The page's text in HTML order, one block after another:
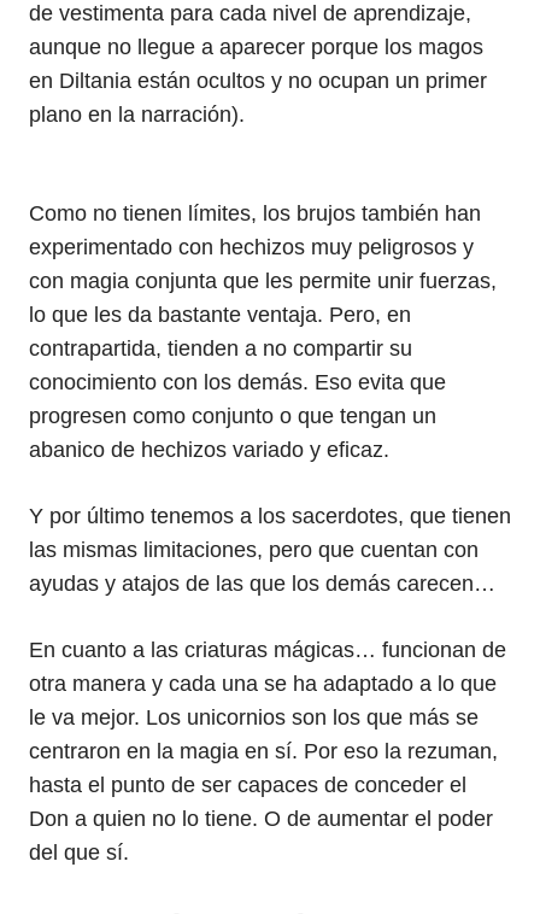
de vestimenta para cada nivel de aprendizaje,
aunque no llegue a aparecer porque los magos
en Diltania están ocultos y no ocupan un primer
plano en la narración).
Como no tienen límites, los brujos también han
experimentado con hechizos muy peligrosos y
con magia conjunta que les permite unir fuerzas,
lo que les da bastante ventaja. Pero, en
contrapartida, tienden a no compartir su
conocimiento con los demás. Eso evita que
progresen como conjunto o que tengan un
abanico de hechizos variado y eficaz.
Y por último tenemos a los sacerdotes, que tienen
las mismas limitaciones, pero que cuentan con
ayudas y atajos de las que los demás carecen…
En cuanto a las criaturas mágicas… funcionan de
otra manera y cada una se ha adaptado a lo que
le va mejor. Los unicornios son los que más se
centraron en la magia en sí. Por eso la rezuman,
hasta el punto de ser capaces de conceder el
Don a quien no lo tiene. O de aumentar el poder
del que sí.